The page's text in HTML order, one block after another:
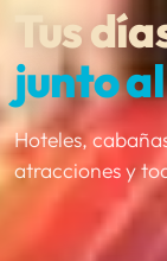
Tus
junto
Hoteles,
atracciones y